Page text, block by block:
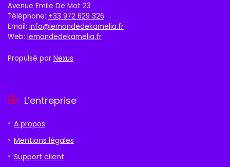
Avenue Emile De Mot 23
Téléphone: +33 972 629 326
Email: info@lemondedekamelia.fr
Web: lemondedekamelia.fr
Propulsé par Nexus
L’entreprise
A propos
Mentions légales
Support client